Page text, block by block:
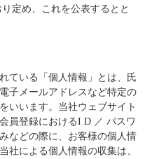
定め、これを公表するとと
ている「個人情報」とは、氏
子メールアドレスなど特定の
いいます。当社ウェブサイト
員登録におけるI D ／ パスワ
などの際に、お客様の個人情
社による個人情報の収集は、